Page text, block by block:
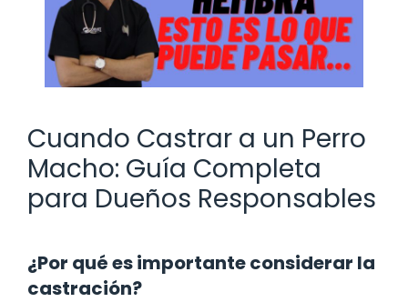
Cuando Castrar a un Perro
Macho: Guía Completa
para Dueños Responsables
¿Por qué es importante considerar la
castración?